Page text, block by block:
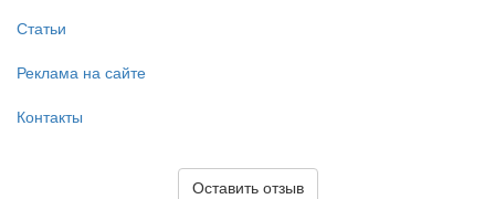
Статьи
Реклама на сайте
Контакты
Оставить отзыв